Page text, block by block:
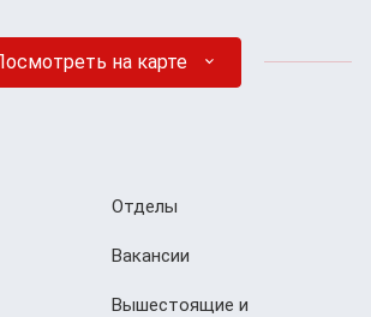
на карте
Отделы
Вакансии
Вышестоящие и